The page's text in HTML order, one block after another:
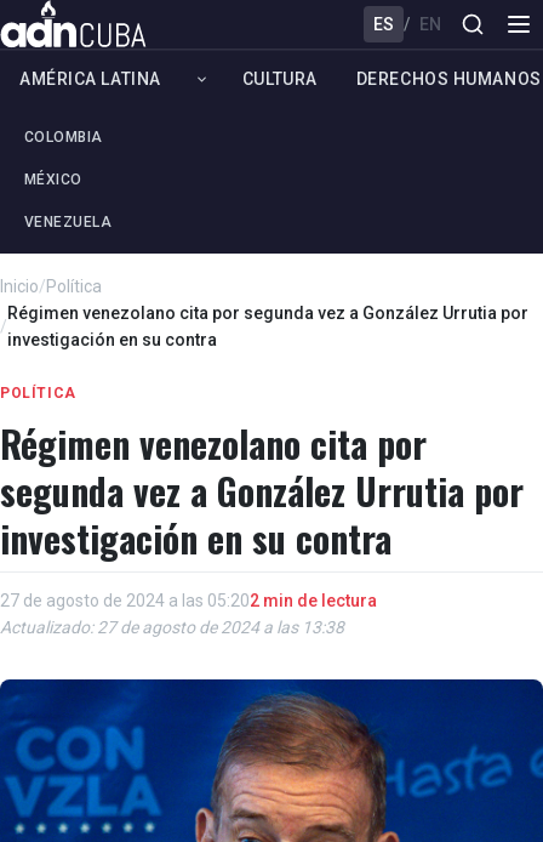
ES / EN
AMÉRICA LATINA
COLOMBIA
MÉXICO
VENEZUELA
CULTURA DERECHOS HUMANOS
Inicio/Política
/
Régimen venezolano cita por segunda vez a González Urrutia por
investigación en su contra
POLÍTICA
Régimen venezolano cita por
segunda vez a González Urrutia por
investigación en su contra
27 de agosto de 2024 a las 05:202 min de lectura
Actualizado: 27 de agosto de 2024 a las 13:38